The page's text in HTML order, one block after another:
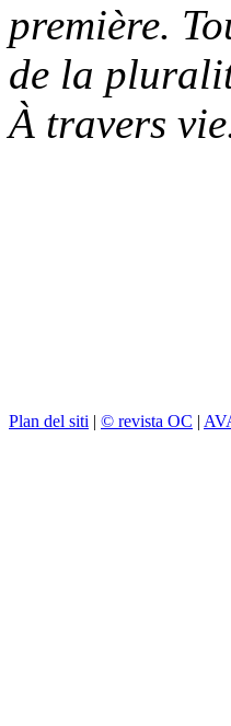
première.
de la
À travers
Plan del siti | © revista OC |